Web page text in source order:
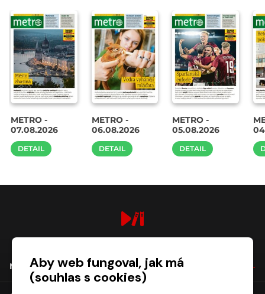
METRO -
07.08.2026
DETAIL
METRO -
06.08.2026
DETAIL
METRO -
05.08.2026
DETAIL
NÁKUPAby web fungoval, jak má
(souhlas s cookies)